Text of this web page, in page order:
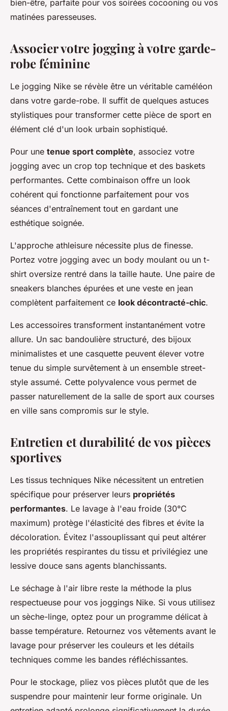
bien-être, parfaite pour vos soirées cocooning ou vos
matinées paresseuses.
Associer votre jogging à votre garde-
robe féminine
Le jogging Nike se révèle être un véritable caméléon
dans votre garde-robe. Il suffit de quelques astuces
stylistiques pour transformer cette pièce de sport en
élément clé d'un look urbain sophistiqué.
Pour une tenue sport complète, associez votre
jogging avec un crop top technique et des baskets
performantes. Cette combinaison offre un look
cohérent qui fonctionne parfaitement pour vos
séances d'entraînement tout en gardant une
esthétique soignée.
L'approche athleisure nécessite plus de finesse.
Portez votre jogging avec un body moulant ou un t-
shirt oversize rentré dans la taille haute. Une paire de
sneakers blanches épurées et une veste en jean
complètent parfaitement ce look décontracté-chic.
Les accessoires transforment instantanément votre
allure. Un sac bandoulière structuré, des bijoux
minimalistes et une casquette peuvent élever votre
tenue du simple survêtement à un ensemble street-
style assumé. Cette polyvalence vous permet de
passer naturellement de la salle de sport aux courses
en ville sans compromis sur le style.
Entretien et durabilité de vos pièces
sportives
Les tissus techniques Nike nécessitent un entretien
spécifique pour préserver leurs propriétés
performantes. Le lavage à l'eau froide (30°C
maximum) protège l'élasticité des fibres et évite la
décoloration. Évitez l'assouplissant qui peut altérer
les propriétés respirantes du tissu et privilégiez une
lessive douce sans agents blanchissants.
Le séchage à l'air libre reste la méthode la plus
respectueuse pour vos joggings Nike. Si vous utilisez
un sèche-linge, optez pour un programme délicat à
basse température. Retournez vos vêtements avant le
lavage pour préserver les couleurs et les détails
techniques comme les bandes réfléchissantes.
Pour le stockage, pliez vos pièces plutôt que de les
suspendre pour maintenir leur forme originale. Un